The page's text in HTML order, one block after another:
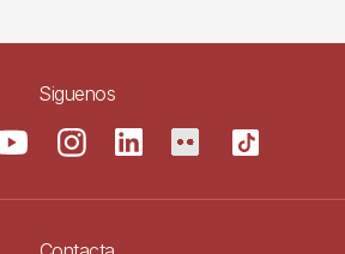
Siguenos